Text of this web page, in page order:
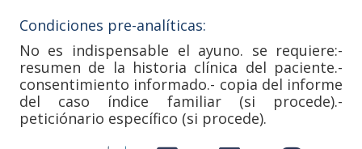
Condiciones pre-analíticas:
No es indispensable el ayuno. se requiere:-
resumen de la historia clínica del paciente.-
consentimiento informado.- copia del informe
del caso índice familiar (si procede).-
peticiónario específico (si procede).